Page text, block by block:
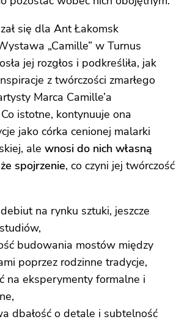
się dla Ant Łakomsk
„Camille” w Turnus
jej rozgłos i podkreśliła, jak
z twórczości zmarłego
Marca Camille’a
istotne, kontynuuje ona
jako córka cenionej malarki
ale wnosi do nich własną
spojrzenie, co czyni jej twórczość
na rynku sztuki, jeszcze
budowania mostów między
poprzez rodzinne tradycje,
na eksperymenty formalne i
dbałość o detale i subtelność